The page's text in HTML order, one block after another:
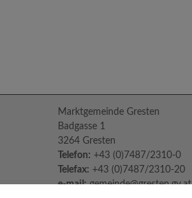
Marktgemeinde Gresten
Badgasse 1
3264 Gresten
Telefon: +43 (0)7487/2310-0
Telefax: +43 (0)7487/2310-20
e-mail: gemeinde@gresten.gv.at